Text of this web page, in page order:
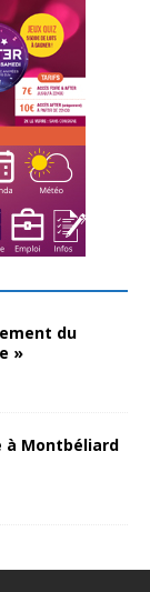
du
»
à Montbéliard